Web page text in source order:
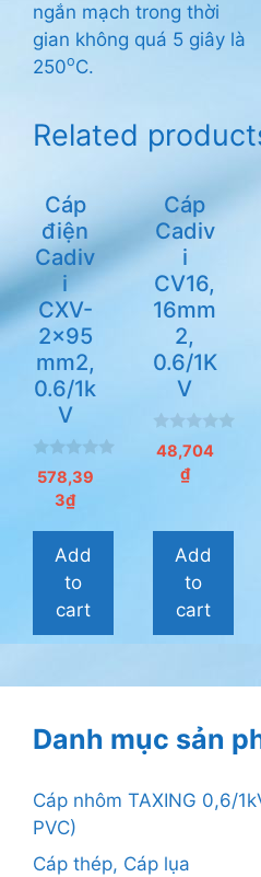
ngắn mạch trong thời
gian không quá 5 giây là
250oC.
Related
Cáp
điện
Cadiv
i
CXV-
2x95
mm2,
0.6/1k
V
0
n
à
578,39
3₫
Add
to
cart
Cáp
Cadiv
i
CV16,
16mm
2,
0.6/1K
V
0
n
5
48,704
₫
Add
to
cart
Danh mục sản
Cáp nhôm TAXING 0,6/
PVC)
Cáp thép, Cáp lụa